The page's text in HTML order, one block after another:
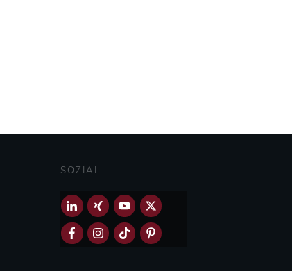
SOZIAL